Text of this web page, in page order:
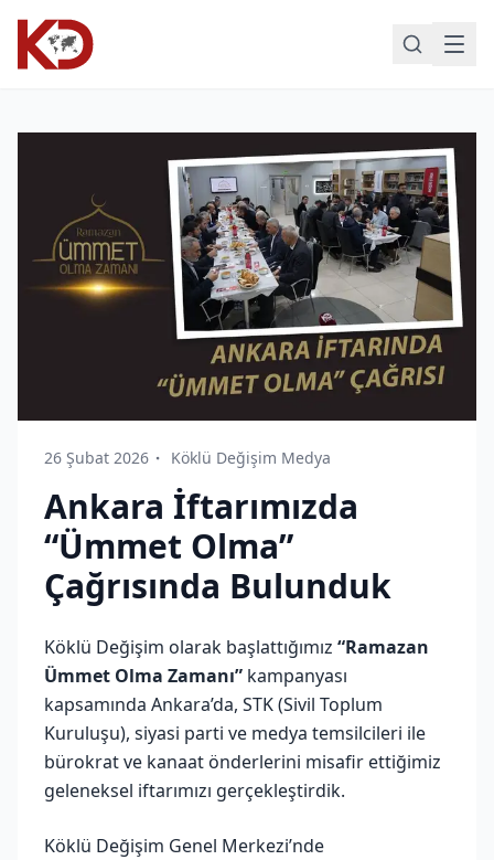
26 Şubat 2026 Köklü Değişim Medya
Ankara İftarımızda
“Ümmet Olma”
Çağrısında Bulunduk
Köklü Değişim olarak başlattığımız “Ramazan
Ümmet Olma Zamanı” kampanyası
kapsamında Ankara’da, STK (Sivil Toplum
Kuruluşu), siyasi parti ve medya temsilcileri ile
bürokrat ve kanaat önderlerini misafir ettiğimiz
geleneksel iftarımızı gerçekleştirdik.
Köklü Değişim Genel Merkezi’nde